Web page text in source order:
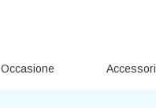
Occasione Accessori